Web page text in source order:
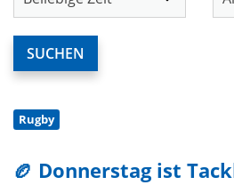
Rugby
🏉 Donnerstag ist